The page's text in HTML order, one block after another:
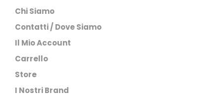
Chi Siamo
Contatti / Dove Siamo
Il Mio Account
Carrello
Store
I Nostri Brand